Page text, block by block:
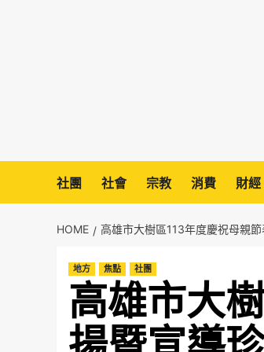
社團 社會 宗教 消費 財經
HOME 高雄市大樹區113年度慶祝母親
地方 焦點 社團
高雄市大